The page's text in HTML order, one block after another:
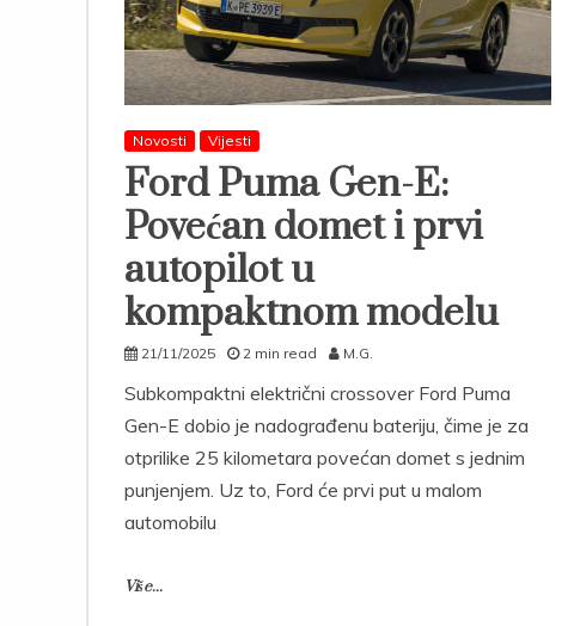
Novosti Vijesti
Ford Puma Gen-E:
Povećan domet i prvi
autopilot u
kompaktnom modelu
21/11/2025 2 min read M.G.
Subkompaktni električni crossover Ford Puma
Gen-E dobio je nadograđenu bateriju, čime je za
otprilike 25 kilometara povećan domet s jednim
punjenjem. Uz to, Ford će prvi put u malom
automobilu
Više...